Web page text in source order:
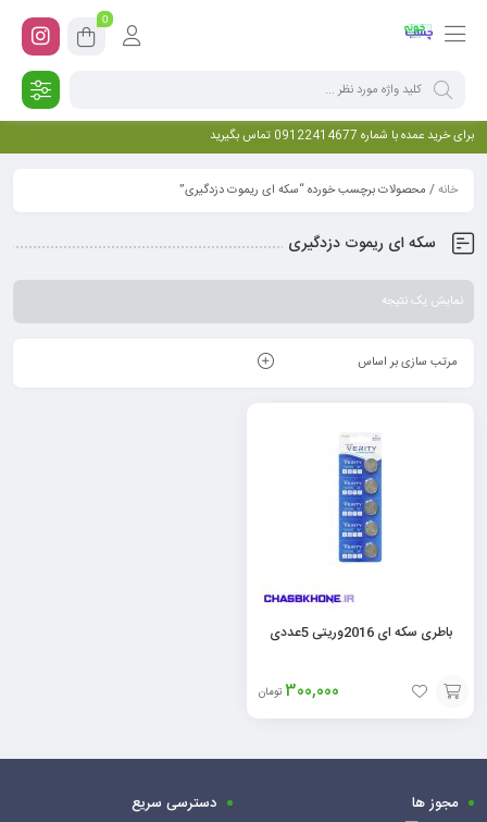
0
برای خرید عمده با شماره 09122414677 تماس بگیرید
خانه/ محصولات برچسب خورده “سکه ای ریموت دزدگیری”
سکه ای ریموت دزدگیری
نمایش یک نتیجه
مرتب سازی بر اساس
باطری سکه ای 2016وریتی 5عددی
300,000 تومان
افزودن
به
مجوز ها دسترسی سریع